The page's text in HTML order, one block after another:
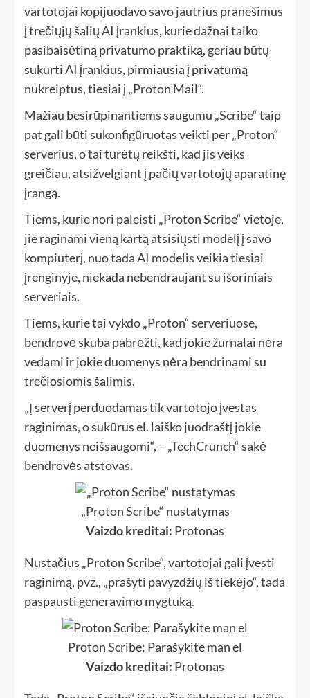
vartotojai kopijuodavo savo jautrius pranešimus
į trečiųjų šalių AI įrankius, kurie dažnai taiko
pasibaisėtiną privatumo praktiką, geriau būtų
sukurti AI įrankius, pirmiausia į privatumą
nukreiptus, tiesiai į „Proton Mail“.
Mažiau besirūpinantiems saugumu „Scribe“ taip
pat gali būti sukonfigūruotas veikti per „Proton“
serverius, o tai turėtų reikšti, kad jis veiks
greičiau, atsižvelgiant į pačių vartotojų aparatinę
įrangą.
Tiems, kurie nori paleisti „Proton Scribe“ vietoje,
jie raginami vieną kartą atsisiųsti modelį į savo
kompiuterį, nuo tada AI modelis veikia tiesiai
įrenginyje, niekada nebendraujant su išoriniais
serveriais.
Tiems, kurie tai vykdo „Proton“ serveriuose,
bendrovė skuba pabrėžti, kad jokie žurnalai nėra
vedami ir jokie duomenys nėra bendrinami su
trečiosiomis šalimis.
„Į serverį perduodamas tik vartotojo įvestas
raginimas, o sukūrus el. laiško juodraštį jokie
duomenys neišsaugomi“, – „TechCrunch“ sakė
bendrovės atstovas.
„Proton Scribe“ nustatymas
Vaizdo kreditai: Protonas
Nustačius „Proton Scribe“, vartotojai gali įvesti
raginimą, pvz., „prašyti pavyzdžių iš tiekėjo“, tada
paspausti generavimo mygtuką.
Proton Scribe: Parašykite man el
Vaizdo kreditai: Protonas